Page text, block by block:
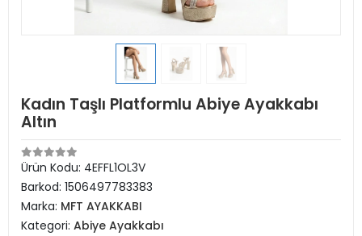
Kadın Taşlı Platformlu Abiye Ayakkabı
Altın
Ürün Kodu: 4EFFL1OL3V
Barkod: 1506497783383
Marka: MFT AYAKKABI
Kategori: Abiye Ayakkabı